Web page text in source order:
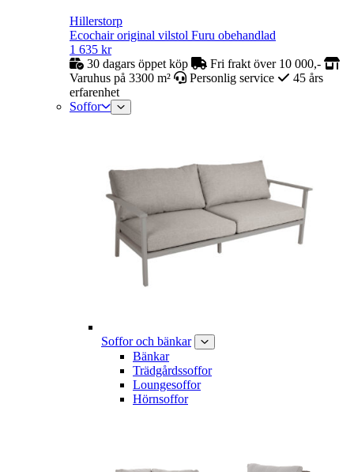
Hillerstorp
Ecochair original vilstol Furu obehandlad
1 635 kr
30 dagars öppet köp
Fri frakt över 10 000,-
Varuhus på 3300 m²
Personlig service
45 års
erfarenhet
Soffor
Soffor och bänkar
Bänkar
Trädgårdssoffor
Loungesoffor
Hörnsoffor